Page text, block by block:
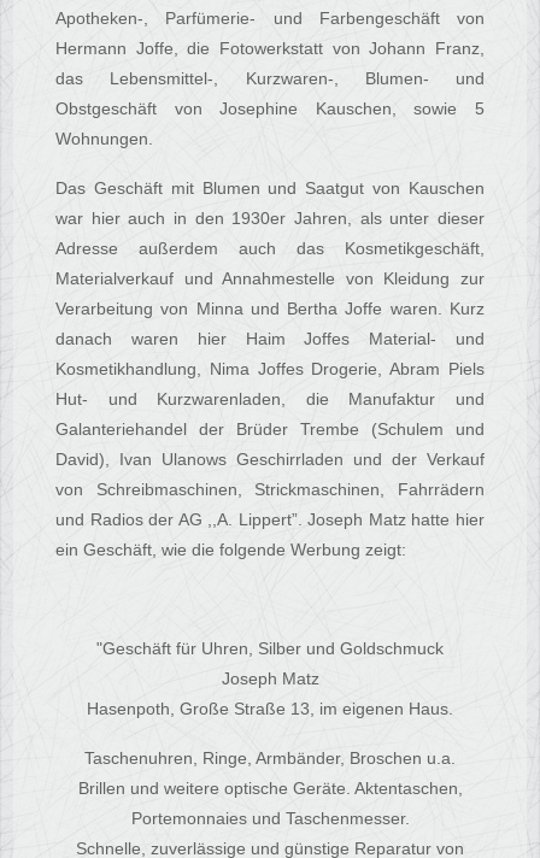
Apotheken-, Parfümerie- und Farbengeschäft von
Hermann Joffe, die Fotowerkstatt von Johann Franz,
das Lebensmittel-, Kurzwaren-, Blumen- und
Obstgeschäft von Josephine Kauschen, sowie 5
Wohnungen.
Das Geschäft mit Blumen und Saatgut von Kauschen
war hier auch in den 1930er Jahren, als unter dieser
Adresse außerdem auch das Kosmetikgeschäft,
Materialverkauf und Annahmestelle von Kleidung zur
Verarbeitung von Minna und Bertha Joffe waren. Kurz
danach waren hier Haim Joffes Material- und
Kosmetikhandlung, Nima Joffes Drogerie, Abram Piels
Hut- und Kurzwarenladen, die Manufaktur und
Galanteriehandel der Brüder Trembe (Schulem und
David), Ivan Ulanows Geschirrladen und der Verkauf
von Schreibmaschinen, Strickmaschinen, Fahrrädern
und Radios der AG ,,A. Lippert”. Joseph Matz hatte hier
ein Geschäft, wie die folgende Werbung zeigt:
"Geschäft für Uhren, Silber und Goldschmuck
Joseph Matz
Hasenpoth, Große Straße 13, im eigenen Haus.
Taschenuhren, Ringe, Armbänder, Broschen u.a.
Brillen und weitere optische Geräte. Aktentaschen,
Portemonnaies und Taschenmesser.
Schnelle, zuverlässige und günstige Reparatur von